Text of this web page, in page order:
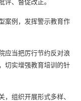
评、督促改正。
例，发挥警示教育作
当把厉行节约反对浪
切实增强教育培训的针
组织开展形式多样、